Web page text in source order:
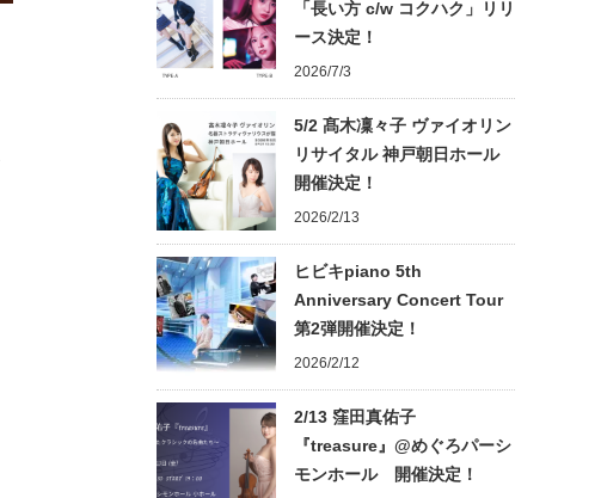
「長い方 c/w コクハク」リリ
ース決定！
2026/7/3
5/2 髙木凜々子 ヴァイオリン
リサイタル 神戸朝日ホール
開催決定！
2026/2/13
ヒビキpiano 5th
Anniversary Concert Tour
第2弾開催決定！
2026/2/12
2/13 窪田真佑子
『treasure』@めぐろパーシ
モンホール 開催決定！